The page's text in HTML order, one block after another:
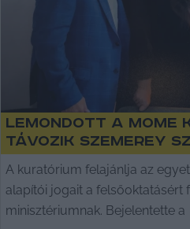
Lemondott a Mome
távozik Szemerey
A kuratórium felajánlja az
alapítói jogait a felsőoktatásért
minisztériumnak. Bejelentette a